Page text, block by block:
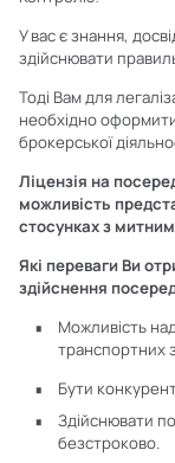
У вас є знання,
здійснювати
Тоді Вам для
необхідно
брокерської
Ліцензія на
можливість
стосунках з
Які переваги Ви
здійснення
Можливість
транспортних
Бути
Здійснювати
безстроково.